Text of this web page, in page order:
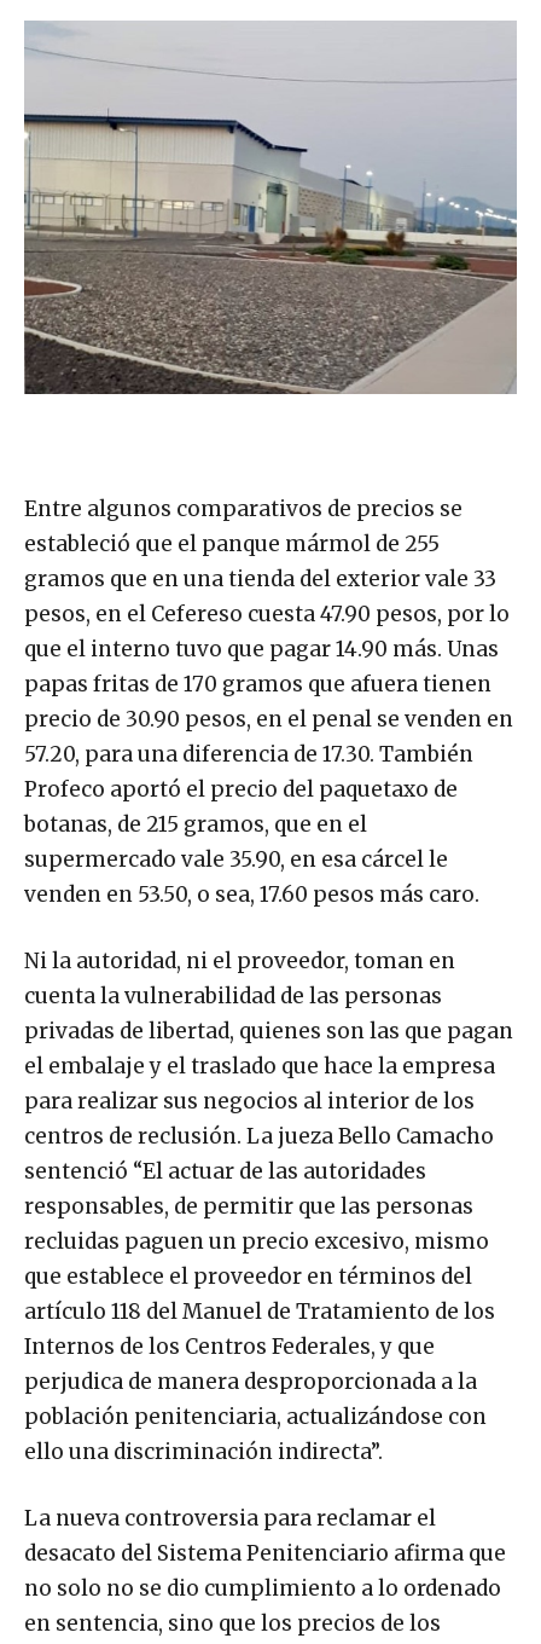
Entre algunos comparativos de precios se
estableció que el panque mármol de 255
gramos que en una tienda del exterior vale 33
pesos, en el Cefereso cuesta 47.90 pesos, por lo
que el interno tuvo que pagar 14.90 más. Unas
papas fritas de 170 gramos que afuera tienen
precio de 30.90 pesos, en el penal se venden en
57.20, para una diferencia de 17.30. También
Profeco aportó el precio del paquetaxo de
botanas, de 215 gramos, que en el
supermercado vale 35.90, en esa cárcel le
venden en 53.50, o sea, 17.60 pesos más caro.
Ni la autoridad, ni el proveedor, toman en
cuenta la vulnerabilidad de las personas
privadas de libertad, quienes son las que pagan
el embalaje y el traslado que hace la empresa
para realizar sus negocios al interior de los
centros de reclusión. La jueza Bello Camacho
sentenció “El actuar de las autoridades
responsables, de permitir que las personas
recluidas paguen un precio excesivo, mismo
que establece el proveedor en términos del
artículo 118 del Manuel de Tratamiento de los
Internos de los Centros Federales, y que
perjudica de manera desproporcionada a la
población penitenciaria, actualizándose con
ello una discriminación indirecta”.
La nueva controversia para reclamar el
desacato del Sistema Penitenciario afirma que
no solo no se dio cumplimiento a lo ordenado
en sentencia, sino que los precios de los